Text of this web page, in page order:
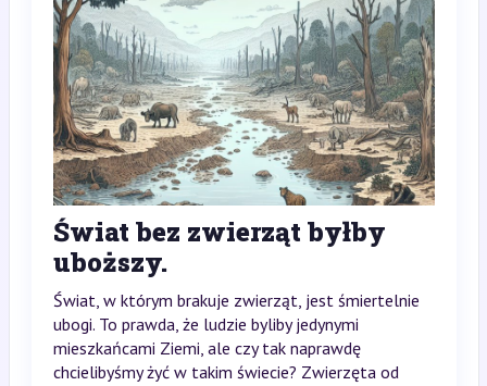
Świat bez zwierząt byłby
uboższy.
Świat, w którym brakuje zwierząt, jest śmiertelnie
ubogi. To prawda, że ludzie byliby jedynymi
mieszkańcami Ziemi, ale czy tak naprawdę
chcielibyśmy żyć w takim świecie? Zwierzęta od